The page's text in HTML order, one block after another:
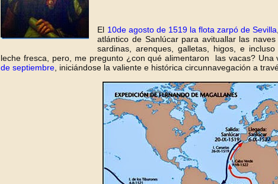
El 10de agosto de 1519 la flota zarpó de Sevilla
atlántico de Sanlúcar para avituallar las
sardinas, arenques, galletas, higos, e
leche fresca, pero, me pregunto ¿con qué alimentaron las vacas? Una
de septiembre , iniciándose la valiente e histórica circunnavegación a